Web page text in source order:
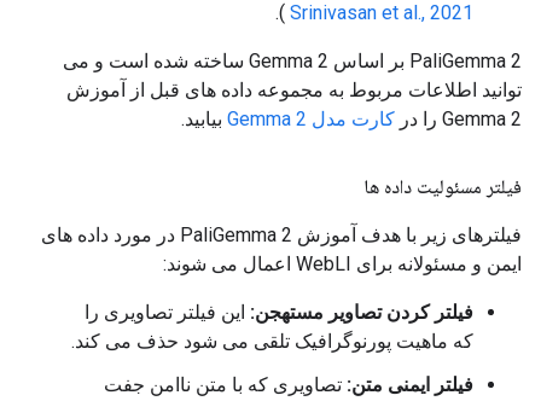
Srinivasan et al., 2021
).
PaliGemma 2 بر اساس Gemma 2 ساخته شده است و می
توانید اطلاعات مربوط به مجموعه داده های قبل از آموزش
Gemma 2 را در
کارت مدل Gemma 2 بیابید.
فیلتر مسئولیت داده ها
فیلترهای زیر با هدف آموزش PaliGemma 2 در مورد داده های
ایمن و مسئولانه برای WebLI اعمال می شوند:
فیلتر کردن تصاویر مستهجن: این فیلتر تصاویری را
که ماهیت پورنوگرافیک تلقی می شود حذف می کند.
فیلتر ایمنی متن: تصاویری که با متن ناامن جفت